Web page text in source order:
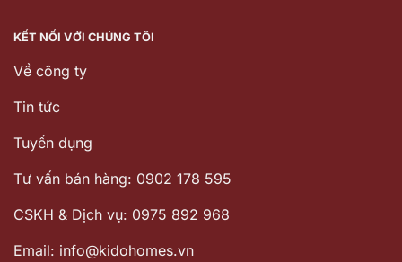
KẾT NỐI VỚI CHÚNG TÔI
Về công ty
Tin tức
Tuyển dụng
Tư vấn bán hàng: 0902 178 595
CSKH & Dịch vụ: 0975 892 968
Email: info@kidohomes.vn